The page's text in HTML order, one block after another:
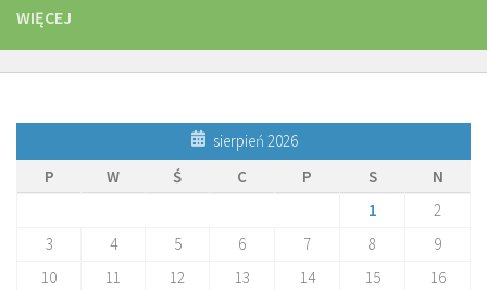
WIĘCEJ
sierpień 2026
P
W Ś C P S
N
1
2
3
4 5 6 7 8
9
10
11 12 13 14 15
16